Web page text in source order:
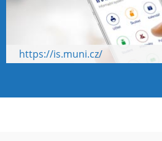
https://is.muni.cz/